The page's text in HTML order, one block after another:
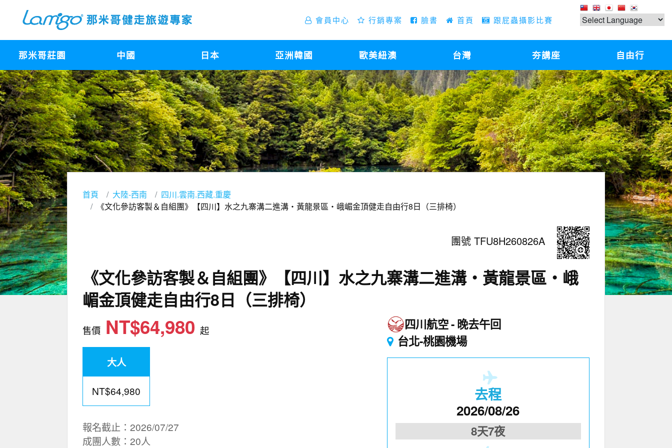
會員中心 行銷專案 臉書 首頁 跟屁蟲攝影比賽
那米哥莊園 中國 日本 亞洲韓國 歐美紐澳 台灣 夯講座 自由行
首頁 大陸-西南
四川.雲南.西藏.重慶
《文化參訪客製＆自組團》【四川】水之九寨溝二進溝・黃龍景區・峨嵋金頂健走自由行8日（三排椅）
團號 TFU8H260826A
《文化參訪客製＆自組團》【四川】水之九寨溝二進溝・黃龍景區・峨
嵋金頂健走自由行8日（三排椅）
售價 NT$64,980起
大人
NT$64,980
報名截止：2026/07/27
成團人數：20人
四川航空 晚去午回
台北-桃園機場
去程
2026/08/26
8天7夜